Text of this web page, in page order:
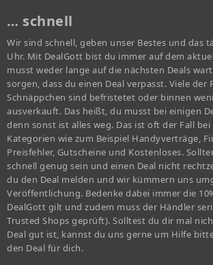
… schnell
Wir sind schnell, geben unser Bestes und das
Uhr. Mit DealGott bist du immer auf dem
musst weder lange auf die nächsten Deals
sorgen, dass du einen Deal verpasst. Viele der
Schnäppchen sind befristetet oder binnen
ausverkauft. Das heißt, du musst bei einigen
denn sonst ist alles weg. Das ist oft der Fall bei
Kategorien wie zum Beispiel Handyverträge,
Preisfehler, Gutscheine und Kostenloses.
schnell genug sein und einen Deal nicht
du den Deal melden und wir kümmern uns
Veröffentlichung. Bedenke dabei immer die
DealGott gilt und zudem muss der Händler
Trusted Shops geprüft). Solltest du dir mal
Deal gut ist, kannst du uns gerne um Hilfe
den Deal für dich.